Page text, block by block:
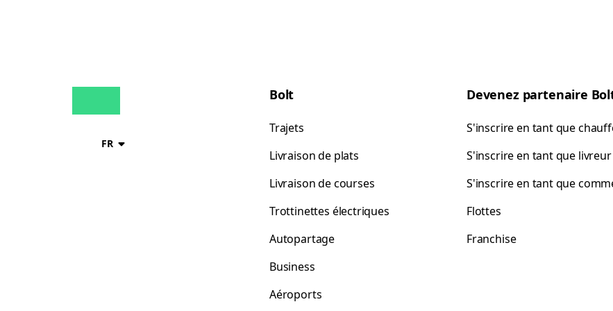
FR
Bolt
Trajets
Livraison de plats
Livraison de courses
Trottinettes électriques
Autopartage
Business
Aéroports
Devenez partenaire
S'inscrire en tant que
S'inscrire en tant que livreur
S'inscrire en tant que
Flottes
Franchise